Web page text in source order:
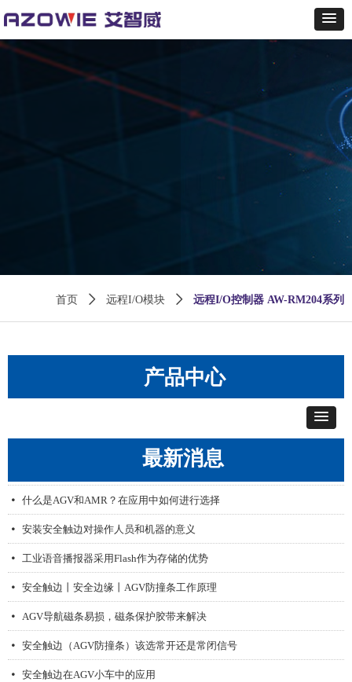
首页 ꄲ 远程I/O模块 ꄲ 远程I/O控制器 AW-RM204系列
产品中心
最新消息
AGV无线漫游网桥，让AGV不掉线
넸 什么是AGV和AMR？在应用中如何进行选择
넸 安装安全触边对操作人员和机器的意义
넸 工业语音播报器采用Flash作为存储的优势
넸 安全触边丨安全边缘丨AGV防撞条工作原理
넸 AGV导航磁条易损，磁条保护胶带来解决
넸 安全触边（AGV防撞条）该选常开还是常闭信号
넸 安全触边在AGV小车中的应用
文本语音播报器解决AGV、无人叉车行业语音痛点
安装安全触边对操作人员和机器的意义